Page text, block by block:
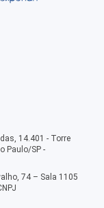
14.401 - Torre
Paulo/SP -
74 – Sala 1105